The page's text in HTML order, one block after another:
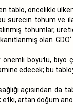
tablo, öncelikle
sürecin tohum ve
tohumlar,
olan
önemli boyutu, biyo
edecek; bu
açısından da
etki, artan doğum